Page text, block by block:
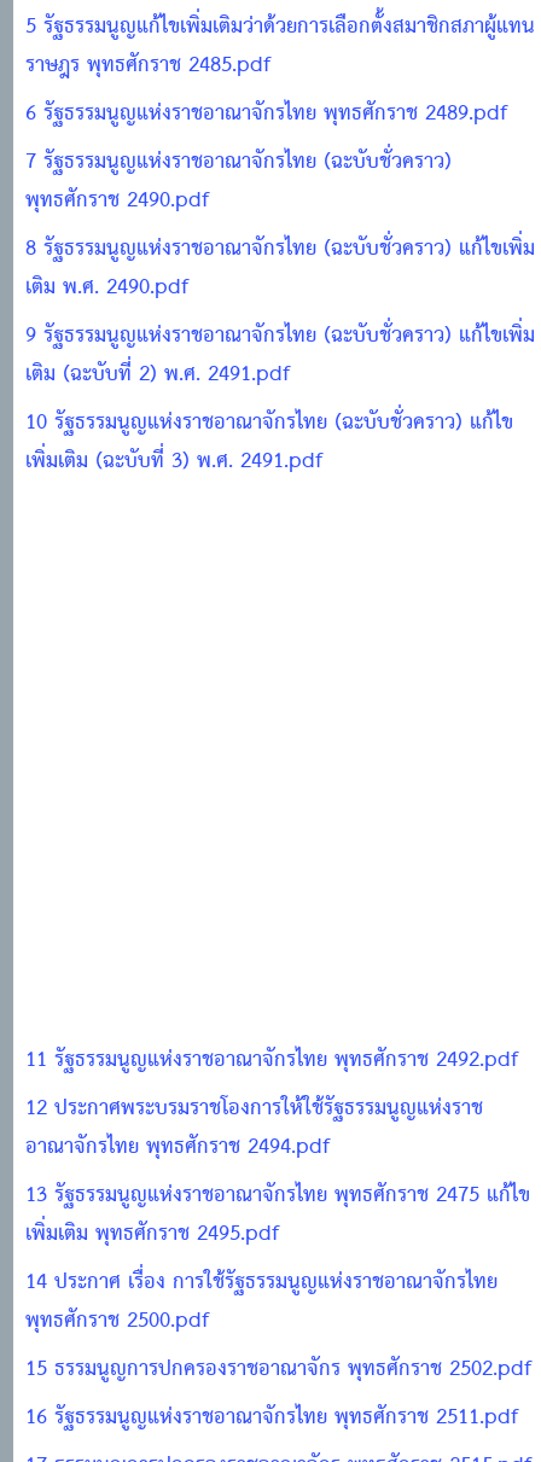
5 รัฐธรรมนูญแก้ไขเพิ่มเติมว่าด้วยการเลือกตั้งสมาชิกสภาผู้แทน
ราษฎร พุทธศักราช 2485.pdf
6 รัฐธรรมนูญแห่งราชอาณาจักรไทย พุทธศักราช 2489.pdf
7 รัฐธรรมนูญแห่งราชอาณาจักรไทย (ฉะบับชั่วคราว)
พุทธศักราช 2490.pdf
8 รัฐธรรมนูญแห่งราชอาณาจักรไทย (ฉะบับชั่วคราว) แก้ไขเพิ่ม
เติม พ.ศ. 2490.pdf
9 รัฐธรรมนูญแห่งราชอาณาจักรไทย (ฉะบับชั่วคราว) แก้ไขเพิ่ม
เติม (ฉะบับที่ 2) พ.ศ. 2491.pdf
10 รัฐธรรมนูญแห่งราชอาณาจักรไทย (ฉะบับชั่วคราว) แก้ไข
เพิ่มเติม (ฉะบับที่ 3) พ.ศ. 2491.pdf
11 รัฐธรรมนูญแห่งราชอาณาจักรไทย พุทธศักราช 2492.pdf
12 ประกาศพระบรมราชโองการให้ใช้รัฐธรรมนูญแห่งราช
อาณาจักรไทย พุทธศักราช 2494.pdf
13 รัฐธรรมนูญแห่งราชอาณาจักรไทย พุทธศักราช 2475 แก้ไข
เพิ่มเติม พุทธศักราช 2495.pdf
14 ประกาศ เรื่อง การใช้รัฐธรรมนูญแห่งราชอาณาจักรไทย
พุทธศักราช 2500.pdf
15 ธรรมนูญการปกครองราชอาณาจักร พุทธศักราช 2502.pdf
16 รัฐธรรมนูญแห่งราชอาณาจักรไทย พุทธศักราช 2511.pdf